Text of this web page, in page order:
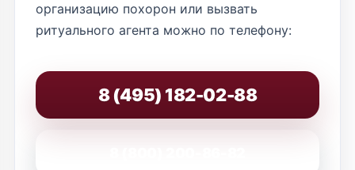
организацию похорон или вызвать
ритуального агента можно по телефону:
8 (495) 182-02-88